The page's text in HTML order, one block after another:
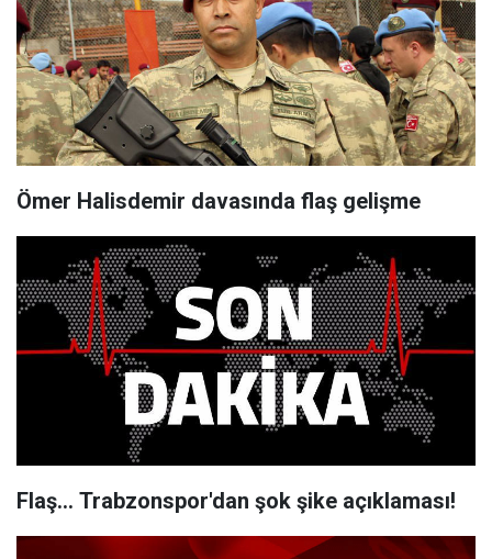
Ömer Halisdemir davasında flaş gelişme
Flaş... Trabzonspor'dan şok şike açıklaması!